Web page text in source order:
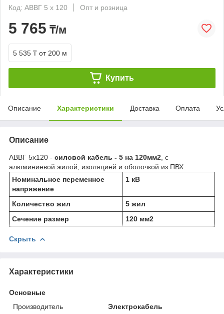
Код: АВВГ 5 х 120
Опт и розница
5 765 ₸/м
5 535 ₸ от 200 м
Купить
Описание Характеристики Доставка Оплата
Описание
АВВГ 5х120 - силовой кабель - 5 на 120мм2 , с
алюминиевой жилой, изоляцией и оболочкой из ПВХ.
Номинальное переменное
напряжение
1 кВ
Количество жил
5 жил
Сечение размер
120 мм2
Скрыть
Характеристики
Основные
Производитель
Электрокабель